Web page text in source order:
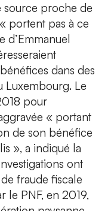
source proche de
portent pas à ce
d’Emmanuel
dans des
Luxembourg. Le
pour
« portant
de son bénéfice
», a indiqué la
ont
fraude fiscale
le PNF, en 2019,